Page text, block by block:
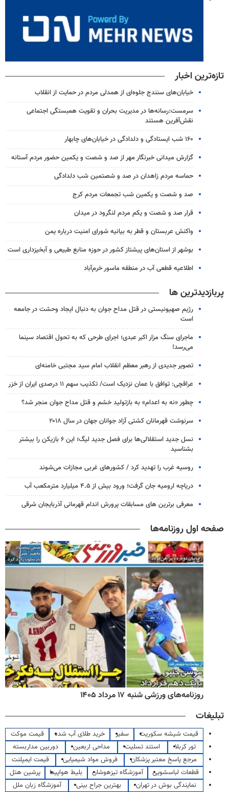
تازه‌ترین اخبار
خیابان‌های سنندج جلوه‌ای از همدلی مردم در حمایت از انقلاب
سرمست:رسانه‌ها در مدیریت بحران و تقویت همبستگی اجتماعی
نقش‌آفرین هستند
۱۶۰ شب ایستادگی و دلدادگی در خیابان‌های چابهار
گزارش میدانی خبرنگار مهر از صد و شصت و یکمین حضور مردم آستانه
حماسه مردم زاهدان در صد و شصتمین شب دلدادگی
صد و شصت و یکمین شب تجمعات مردم کرج
قرار صد و شصت و یکم مردم لنگرود در میدان
واکنش عربستان و قطر به بیانیه شورای امنیت درباره یمن
بوشهر از استان‌های پیشتاز کشور در حوزه منابع طبیعی و آبخیزداری است
اطلاعیه قطعی آب در منطقه ماسور خرم‌آباد
پربازدیدترین ها
رژیم صهیونیستی در قتل مداح جوان به دنبال ایجاد وحشت در جامعه
است
ماجرای سنگ مزار اکبر عبدی؛ اجرای طرحی که به تحول اقتصاد سینما
می‌رسد!
تصویر جدیدی از رهبر معظم انقلاب امام سید مجتبی خامنه‌ای
عراقچی: توافق با عمان نزدیک است/ تکذیب سهم ۱۱ درصدی ایران از خزر
چطور «نه به اعدام» به بازتولید خشم و قتل مداح جوان منجر شد؟
سرنوشت قهرمانان کشتی آزاد جوانان جهان در سال ۲۰۱۸
نسل جدید استقلالی‌ها برای فصل جدید لیگ؛ این ۶ بازیکن را بیشتر
بشناسید
روسیه غرب را تهدید کرد / کشورهای غربی مجازات می‌شوند
دریاچه ارومیه جان گرفت؛ ورود بیش از ۴.۵ میلیارد مترمکعب آب
معرفی برترین های مسابقات پرورش اندام قهرمانی آذربایجان شرقی
صفحه اول روزنامه‌ها
روزنامه‌های ورزشی شنبه ۱۷ مرداد ۱۴۰۵
تبلیغات
قیمت شیشه سکوریت سفیر خرید طلای آب شده
قیمت موکت
تور کربلا
استند تسلیت مداحی اربعین
دوربین مداربسته
مرجع پاسخ معتبر پزشکان
فروش مواد شیمیایی
قیمت ایمپلنت
قطعات لباسشویی
آموزشگاه تیزهوشان بلیط هواپیما
پرشین هتل
نمایندگی بوش در تهران
بهترین جراح بینی
آموزشگاه زبان ملل